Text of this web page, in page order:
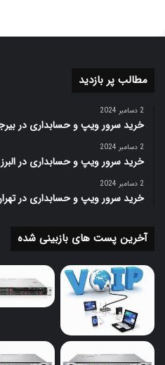
Smart Array B140i Depending
on model
(standard)Intelligent
(standard)iLO Essentials
iLO Scale-Out (optional)
Advanced (optional)
پیشنهاد مطالعه
مطالب پر بازدید
2 دسامبر 2024
خرید سرور ویپ و حسابداری در
2 دسامبر 2024
خرید سرور ویپ و حسابداری در البرز
2 دسامبر 2024
خرید سرور ویپ و حسابداری در
آخرین پست های بازبینی شده